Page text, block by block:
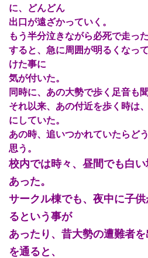
に、どんどん
出口が遠ざかっていく。
もう半分泣きながら必死で走った
すると、急に周囲が明るくなっ
けた事に
気が付いた。
同時に、あの大勢で歩く足音も
それ以来、あの付近を歩く時は
にしていた。
あの時、追いつかれていたらど
思う。
校内では時々、昼間でも白
あった。
サークル棟でも、夜中に子
るという事が
あったり、昔大勢の遭難者
を通ると、